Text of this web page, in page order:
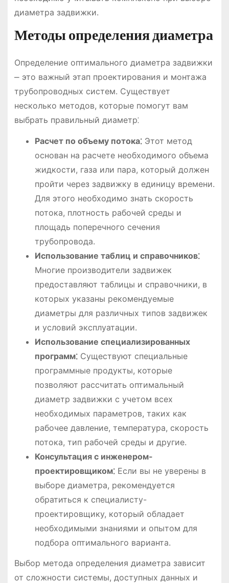
диаметра задвижки.
Методы определения диаметра
Определение оптимального диаметра задвижки
⎼ это важный этап проектирования и монтажа
трубопроводных систем. Существует
несколько методов, которые помогут вам
выбрать правильный диаметр⁚
Расчет по объему потока⁚Этот метод
основан на расчете необходимого объема
жидкости, газа или пара, который должен
пройти через задвижку в единицу времени.
Для этого необходимо знать скорость
потока, плотность рабочей среды и
площадь поперечного сечения
трубопровода.
Использование таблиц и справочников⁚
Многие производители задвижек
предоставляют таблицы и справочники, в
которых указаны рекомендуемые
диаметры для различных типов задвижек
и условий эксплуатации.
Использование специализированных
программ⁚Существуют специальные
программные продукты, которые
позволяют рассчитать оптимальный
диаметр задвижки с учетом всех
необходимых параметров, таких как
рабочее давление, температура, скорость
потока, тип рабочей среды и другие.
Консультация с инженером-
проектировщиком⁚Если вы не уверены в
выборе диаметра, рекомендуется
обратиться к специалисту-
проектировщику, который обладает
необходимыми знаниями и опытом для
подбора оптимального варианта.
Выбор метода определения диаметра зависит
от сложности системы, доступных данных и